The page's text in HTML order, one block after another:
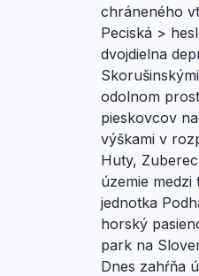
chráneného
Peciská >
dvojdielna
odolnom
pieskovcov
výškami v
Huty,
územie
jednotka
horský
park na
Dnes zahŕňa